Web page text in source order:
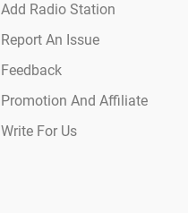
Add Radio Station
Report An Issue
Feedback
Promotion And Affiliate
Write For Us